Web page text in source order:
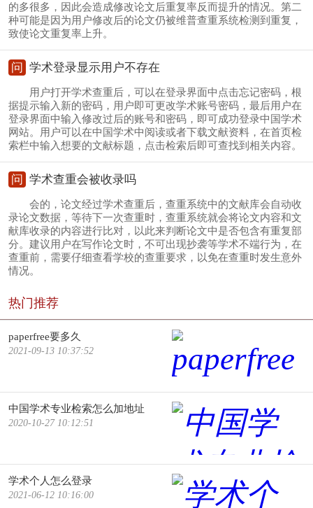
的多很多，因此会造成修改论文后重复率反而提升的情况。第二
种可能是因为用户修改后的论文仍被维普查重系统检测到重复，
致使论文重复率上升。
问 学术登录显示用户不存在
用户打开学术查重后，可以在登录界面中点击忘记密码，根
据提示输入新的密码，用户即可更改学术账号密码，最后用户在
登录界面中输入修改过后的账号和密码，即可成功登录中国学术
网站。用户可以在中国学术中阅读或者下载文献资料，在首页检
索栏中输入想要的文献标题，点击检索后即可查找到相关内容。
问 学术查重会被收录吗
会的，论文经过学术查重后，查重系统中的文献库会自动收
录论文数据，等待下一次查重时，查重系统就会将论文内容和文
献库收录的内容进行比对，以此来判断论文中是否包含有重复部
分。建议用户在写作论文时，不可出现抄袭等学术不端行为，在
查重前，需要仔细查看学校的查重要求，以免在查重时发生意外
情况。
热门推荐
paperfree要多久
2021-09-13 10:37:52
中国学术专业检索怎么加地址
2020-10-27 10:12:51
学术个人怎么登录
2021-06-12 10:16:00